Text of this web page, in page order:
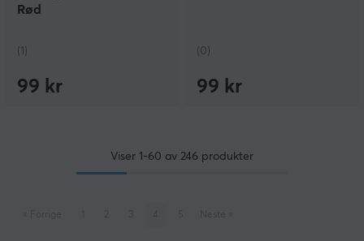
Rød
(1)
99 kr
(0)
99 kr
Viser 1-60 av 246 produkter